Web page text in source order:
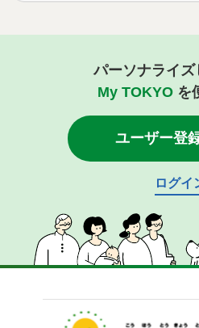
パーソナライズ
My TOKYOを
ユーザー登
ログイ